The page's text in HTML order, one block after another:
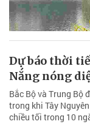
Dự báo thời
Nắng nóng
Bắc Bộ và Trung Bộ
trong khi Tây
chiều tối trong 10